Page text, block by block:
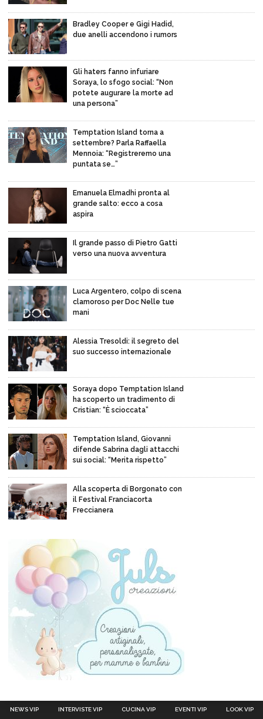
Bradley Cooper e Gigi Hadid,
due anelli accendono i rumors
Gli haters fanno infuriare
Soraya, lo sfogo social: “Non
potete augurare la morte ad
una persona”
Temptation Island torna a
settembre? Parla Raffaella
Mennoia: “Registreremo una
puntata se…”
Emanuela Elmadhi pronta al
grande salto: ecco a cosa
aspira
Il grande passo di Pietro Gatti
verso una nuova avventura
Luca Argentero, colpo di scena
clamoroso per Doc Nelle tue
mani
Alessia Tresoldi: il segreto del
suo successo internazionale
Soraya dopo Temptation Island
ha scoperto un tradimento di
Cristian: “È scioccata”
Temptation Island, Giovanni
difende Sabrina dagli attacchi
sui social: “Merita rispetto”
Alla scoperta di Borgonato con
il Festival Franciacorta
Freccianera
NEWS VIP INTERVISTE VIP CUCINA VIP EVENTI VIP LOOK VIP